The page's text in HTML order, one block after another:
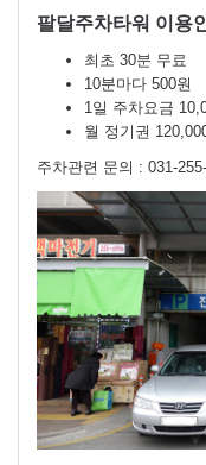
팔달주차타워 이용
최초 30분 무료
10분마다 500원
1일 주차요금
월 정기권
주차관련 문의 : 031-